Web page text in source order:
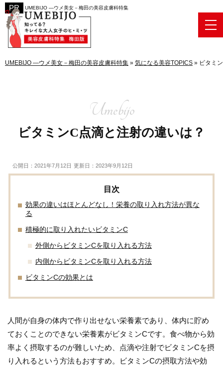
UMEBIJO ―ウメ美女－梅田の美容皮膚科特集
UMEBIJO ―ウメ美女－梅田の美容皮膚科特集 » 気になる美容TOPICS » ビタミ
ビタミンC点滴と注射の違いは？
公開日：2021年7月12日 更新日：2023年9月12日
効果の違いはほとんどなし！栄養の取り入れ方法が異な
る
積極的に取り入れたいビタミンC
外側からビタミンCを取り入れる方法
内側からビタミンCを取り入れる方法
ビタミンCの効果とは
人間が自身の体内で作り出せない栄養素であり、体内に貯め
ておくことのできない栄養素がビタミンCです。食べ物から効
率よく摂取するのが難しいため、点滴や注射でビタミンCを摂
り入れるという方法もおすすめ。ビタミンCの摂取方法や効